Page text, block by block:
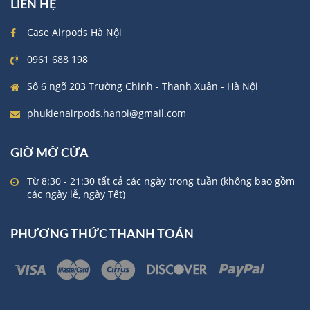
LIÊN HỆ
Case Airpods Hà Nội
0961 688 198
Số 6 ngõ 203 Trường Chinh - Thanh Xuân - Hà Nội
phukienairpods.hanoi@gmail.com
GIỜ MỞ CỬA
Từ 8:30 - 21:30 tất cả các ngày trong tuần (không bao gồm
các ngày lễ, ngày Tết)
PHƯƠNG THỨC THANH TOÁN